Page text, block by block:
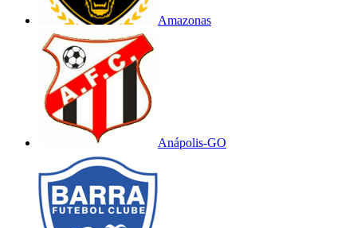
Amazonas
Anápolis-GO